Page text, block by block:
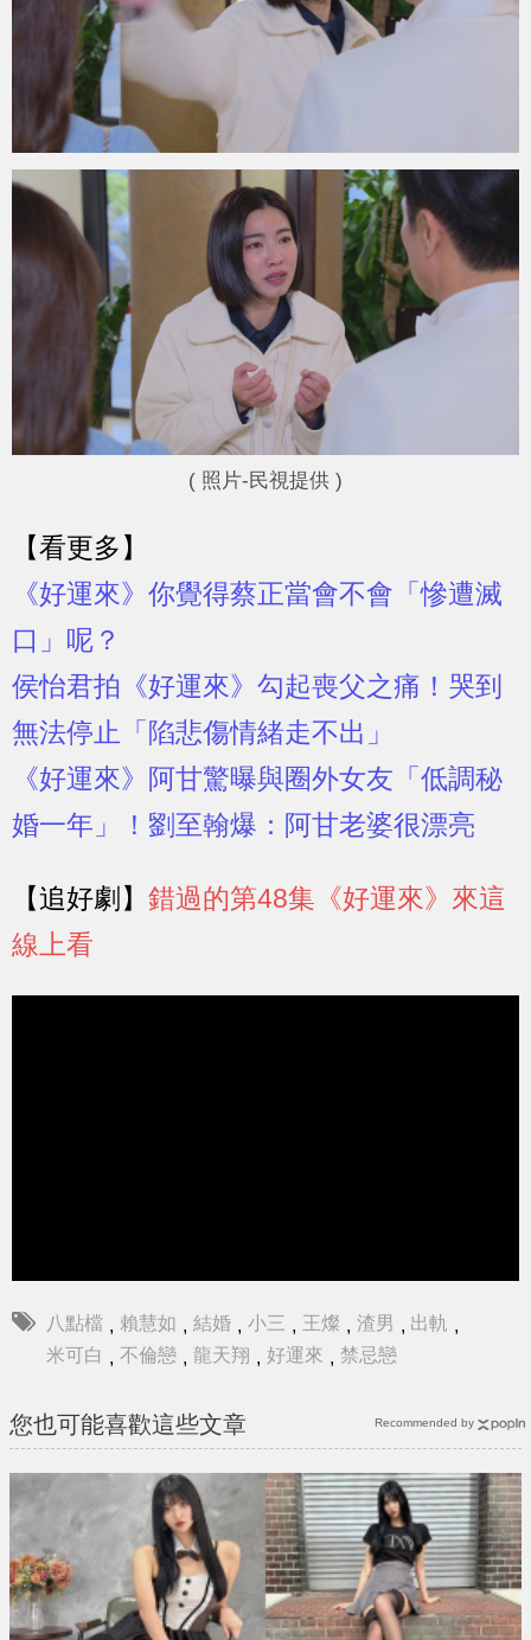
( 照片-民視提供 )
【看更多】
《好運來》你覺得蔡正當會不會「慘遭滅
口」呢？
侯怡君拍《好運來》勾起喪父之痛！哭到
無法停止「陷悲傷情緒走不出」
《好運來》阿甘驚曝與圈外女友「低調秘
婚一年」！劉至翰爆：阿甘老婆很漂亮
【追好劇】 錯過的第48集《好運來》來這
線上看
八點檔 , 賴慧如 , 結婚 , 小三 , 王燦 , 渣男 , 出軌 ,
米可白 , 不倫戀 , 龍天翔 , 好運來 , 禁忌戀
您也可能喜歡這些文章 Recommended by